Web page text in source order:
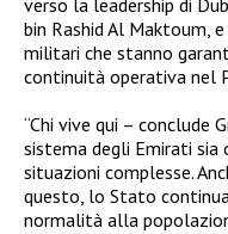
verso la leadership di
bin Rashid Al Maktoum,
militari che stanno
continuità operativa nel
“Chi vive qui – conclude
sistema degli Emirati sia
situazioni complesse.
questo, lo Stato
normalità alla